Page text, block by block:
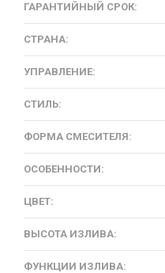
ГАРАНТИЙНЫЙ СРОК:
СТРАНА:
УПРАВЛЕНИЕ:
СТИЛЬ:
ФОРМА СМЕСИТЕЛЯ:
ОСОБЕННОСТИ:
ЦВЕТ:
ВЫСОТА ИЗЛИВА:
ФУНКЦИИ ИЗЛИВА: